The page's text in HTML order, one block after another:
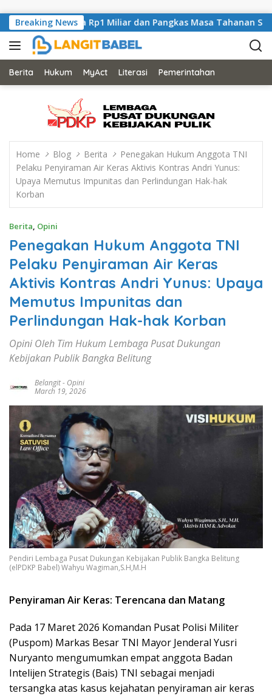
Breaking News
Denda Rp1 Miliar dan Pangkas Masa Tahanan Siswadi
Berita Hukum MyAct Literasi Pemerintahan
Home Blog Berita
Penegakan Hukum Anggota TNI
Pelaku Penyiraman Air Keras Aktivis Kontras Andri Yunus:
Upaya Memutus Impunitas dan Perlindungan Hak-hak
Korban
Berita, Opini
Penegakan Hukum Anggota TNI
Pelaku Penyiraman Air Keras
Aktivis Kontras Andri Yunus: Upaya
Memutus Impunitas dan
Perlindungan Hak-hak Korban
Opini Oleh Tim Hukum Lembaga Pusat Dukungan
Kebijakan Publik Bangka Belitung
Belangit- Opini
March 19, 2026
Pendiri Lembaga Pusat Dukungan Kebijakan Publik Bangka Belitung
(elPDKP Babel) Wahyu Wagiman,S.H,M.H
Penyiraman Air Keras: Terencana dan Matang
Pada 17 Maret 2026 Komandan Pusat Polisi Militer
(Puspom) Markas Besar TNI Mayor Jenderal Yusri
Nuryanto mengumumkan empat anggota Badan
Intelijen Strategis (Bais) TNI sebagai menjadi
tersangka atas kasus kejahatan penyiraman air keras